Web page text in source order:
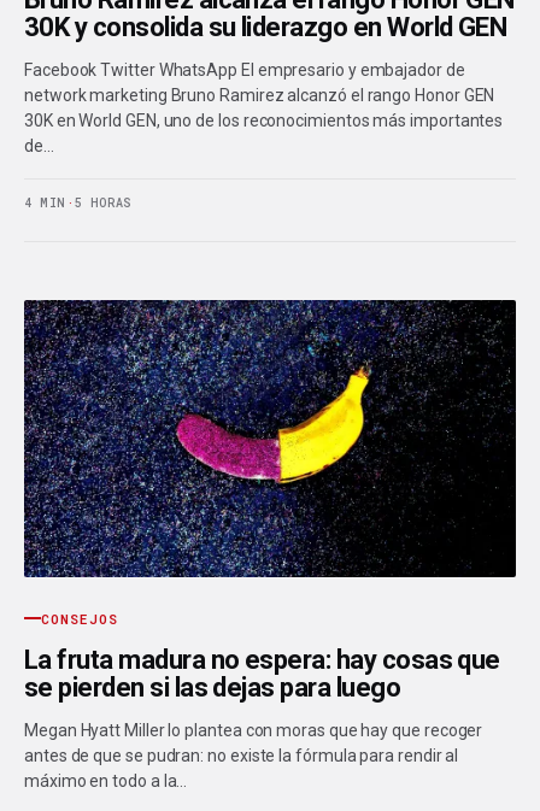
30K y consolida su liderazgo en World GEN
Facebook Twitter WhatsApp El empresario y embajador de
network marketing Bruno Ramirez alcanzó el rango Honor GEN
30K en World GEN, uno de los reconocimientos más importantes
de…
4 MIN · 5 HORAS
CONSEJOS
La fruta madura no espera: hay cosas que
se pierden si las dejas para luego
Megan Hyatt Miller lo plantea con moras que hay que recoger
antes de que se pudran: no existe la fórmula para rendir al
máximo en todo a la…